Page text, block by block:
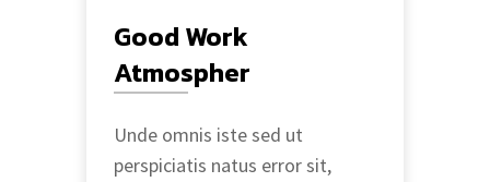
Good Work
Atmospher
Unde omnis iste sed ut
perspiciatis natus error sit,